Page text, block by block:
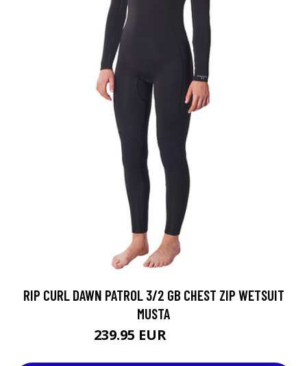
RIP CURL DAWN PATROL 3/2 GB CHEST ZIP WETSUIT
MUSTA
239.95 EUR